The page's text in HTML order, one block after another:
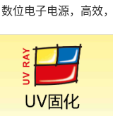
位电子电源，高效